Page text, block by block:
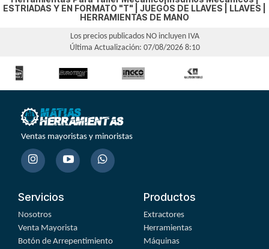
ESTRIADAS Y EN FORMATO "T"
JUEGOS DE LLAVES LLAVES
HERRAMIENTAS DE MANO
Los precios publicados NO incluyen IVA
Última Actualización: 07/08/2026 8:10
Ventas mayoristas y minoristas
Servicios
Nosotros
Venta Mayorista
Botón de Arrepentimiento
Productos
Extractores
Herramientas
Máquinas